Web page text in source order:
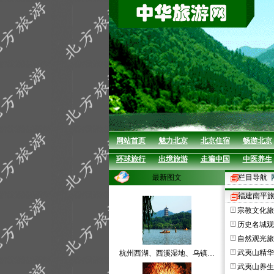
网站首页 魅力北京 北京住宿 畅游北京
环球旅行 出境旅游 走遍中国 中医养生
最新图文
杭州西湖、西溪湿地、乌镇…
栏目导航
福建南平
宗教文化
历史名城
自然观光
武夷山精
武夷山养